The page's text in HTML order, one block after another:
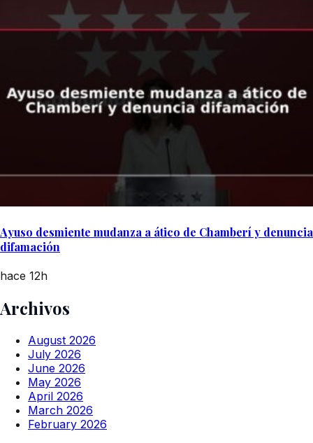
Ayuso desmiente mudanza a ático de Chamberí y denuncia
difamación
hace 12h
Archivos
August 2026
July 2026
June 2026
May 2026
April 2026
March 2026
February 2026